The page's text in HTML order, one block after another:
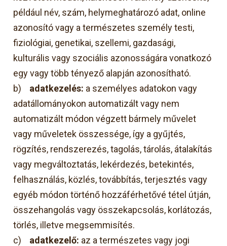
például név, szám, helymeghatározó adat, online
azonosító vagy a természetes személy testi,
fiziológiai, genetikai, szellemi, gazdasági,
kulturális vagy szociális azonosságára vonatkozó
egy vagy több tényező alapján azonosítható.
b) adatkezelés: a személyes adatokon vagy
adatállományokon automatizált vagy nem
automatizált módon végzett bármely művelet
vagy műveletek összessége, így a gyűjtés,
rögzítés, rendszerezés, tagolás, tárolás, átalakítás
vagy megváltoztatás, lekérdezés, betekintés,
felhasználás, közlés, továbbítás, terjesztés vagy
egyéb módon történő hozzáférhetővé tétel útján,
összehangolás vagy összekapcsolás, korlátozás,
törlés, illetve megsemmisítés.
c) adatkezelő: az a természetes vagy jogi